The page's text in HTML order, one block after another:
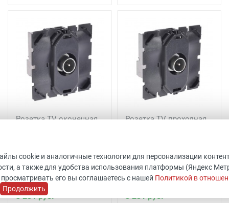
Розетка TV оконечная
Legrand
Уточнить наличие
3 231 руб.
Розетка TV проходная
ШхВхГ: 45x45x40 мм
Legrand
В наличии 9 шт.
3 231 руб.
cookie и аналогичные технологии для персонализации
а также для удобства использования платформы (Яндекс
его вы соглашаетесь с нашей Политикой в
Продолжить